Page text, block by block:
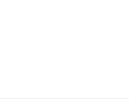
et de mort.
question est au cœur de ce
ont réussi à faire jaillir des lueurs
amitié, une tendresse